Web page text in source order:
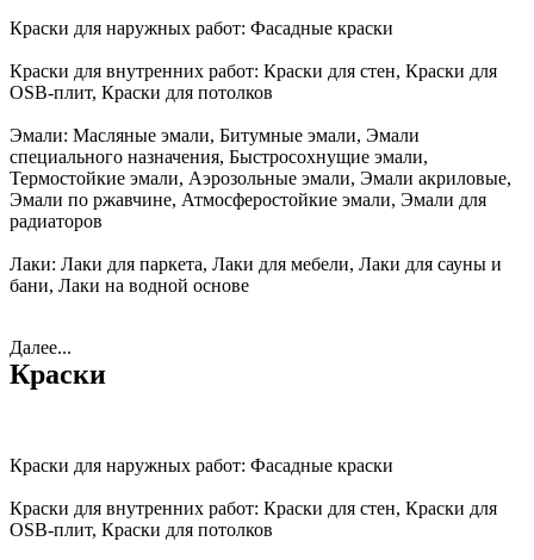
Краски для наружных работ: Фасадные краски
Краски для внутренних работ: Краски для стен, Краски для
OSB-плит, Краски для потолков
Эмали: Масляные эмали, Битумные эмали, Эмали
специального назначения, Быстросохнущие эмали,
Термостойкие эмали, Аэрозольные эмали, Эмали акриловые,
Эмали по ржавчине, Атмосферостойкие эмали, Эмали для
радиаторов
Лаки: Лаки для паркета, Лаки для мебели, Лаки для сауны и
бани, Лаки на водной основе
Далее...
Краски
Краски для наружных работ: Фасадные краски
Краски для внутренних работ: Краски для стен, Краски для
OSB-плит, Краски для потолков